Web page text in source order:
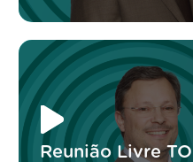
Reunião Livre